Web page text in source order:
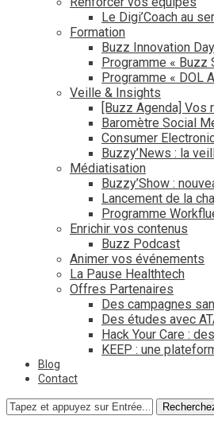
Le Digi’Coach au
Formation
Buzz Innovation Day
Programme « Buzz
Programme « DOL
Veille & Insights
[Buzz Agenda] Vos
Baromètre Social
Consumer
Buzzy’News : la
Médiatisation
Buzzy’Show :
Lancement de la
Programme
Enrichir vos contenus
Buzz Podcast
Animer vos événements
La Pause Healthtech
Offres Partenaires
Des campagnes
Des études avec
Hack Your Care :
KEEP : une
Blog
Contact